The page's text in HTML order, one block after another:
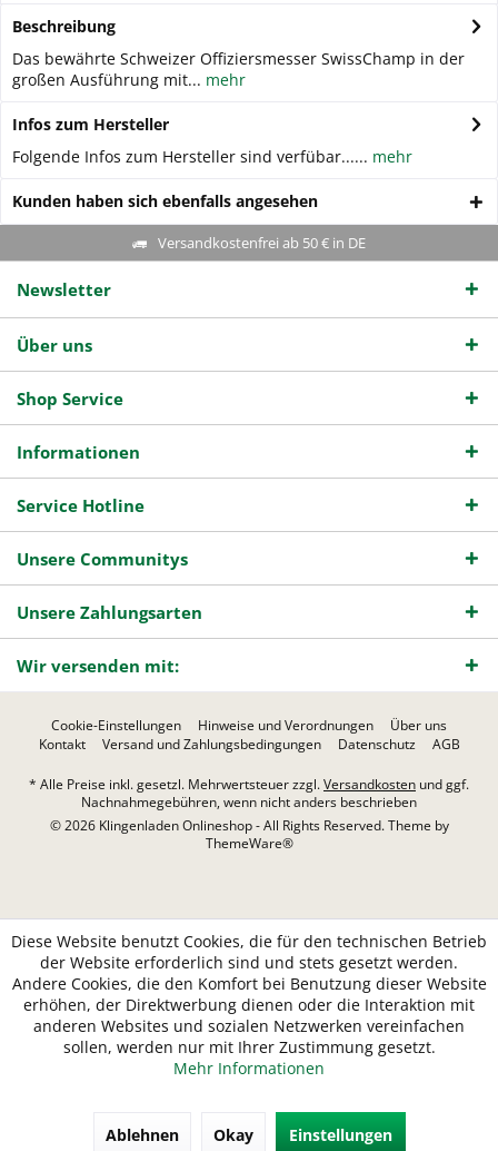
Beschreibung
Das bewährte Schweizer Offiziersmesser SwissChamp in der
großen Ausführung mit... mehr
Infos zum Hersteller
Folgende Infos zum Hersteller sind verfübar...... mehr
Kunden haben sich ebenfalls angesehen
Versandkostenfrei ab 50 € in DE
Newsletter
Über uns
Shop Service
Informationen
Service Hotline
Unsere Communitys
Unsere Zahlungsarten
Wir versenden mit:
Cookie-Einstellungen Hinweise und Verordnungen
Über uns
Kontakt
Versand und Zahlungsbedingungen Datenschutz AGB
* Alle Preise inkl. gesetzl. Mehrwertsteuer zzgl.Versandkosten und ggf.
Nachnahmegebühren, wenn nicht anders beschrieben
© 2026 Klingenladen Onlineshop - All Rights Reserved. Theme by
ThemeWare®
Diese Website benutzt Cookies, die für den technischen Betrieb
der Website erforderlich sind und stets gesetzt werden.
Andere Cookies, die den Komfort bei Benutzung dieser Website
erhöhen, der Direktwerbung dienen oder die Interaktion mit
anderen Websites und sozialen Netzwerken vereinfachen
sollen, werden nur mit Ihrer Zustimmung gesetzt.
Mehr Informationen
Ablehnen Okay Einstellungen